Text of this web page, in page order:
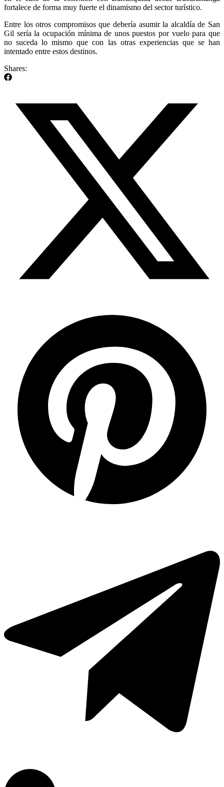
fortalece de forma muy fuerte el dinamismo del sector turístico.
Entre los otros compromisos que debería asumir la alcaldía de San
Gil sería la ocupación mínima de unos puestos por vuelo para que
no suceda lo mismo que con las otras experiencias que se han
intentado entre estos destinos.
Shares: